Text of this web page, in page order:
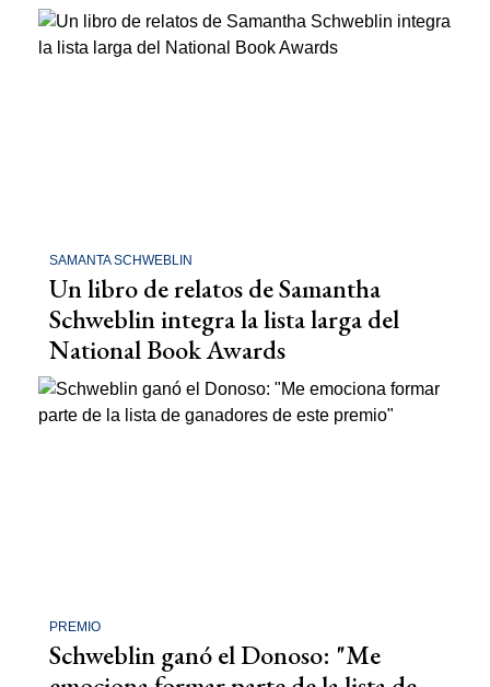
SAMANTA SCHWEBLIN
Un libro de relatos de Samantha
Schweblin integra la lista larga del
National Book Awards
PREMIO
Schweblin ganó el Donoso: "Me